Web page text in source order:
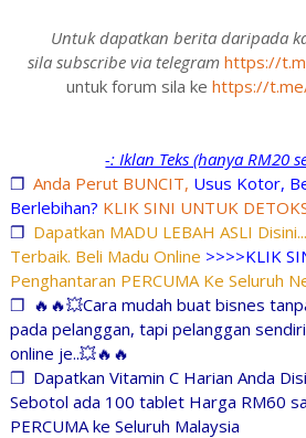
Untuk dapatkan berita daripada
sila subscribe via telegram https://
untuk forum sila ke https://
-: Iklan Teks (hanya RM20
❐ Anda Perut BUNCIT, Usus Kotor,
Berlebihan? KLIK SINI UNTUK
❐ Dapatkan MADU LEBAH ASLI
Terbaik. Beli Madu Online >>>>KLIK
Penghantaran PERCUMA Ke Seluruh
❐ 🔥🔥💥Cara mudah buat bisnes
pada pelanggan, tapi pelanggan
online je..💥🔥🔥
❐ Dapatkan Vitamin C Harian Anda
Sebotol ada 100 tablet Harga RM60
PERCUMA ke Seluruh Malaysia